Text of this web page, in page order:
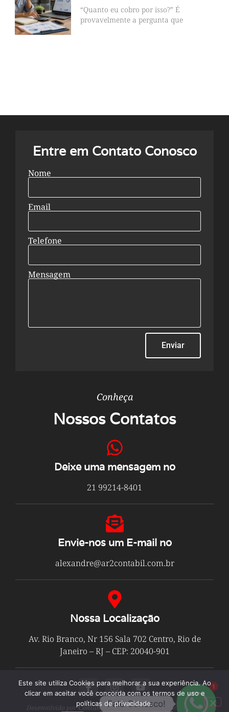
“Quanto eu cobro por isso?” É
provavelmente a pergunta que
Conheça
Nossos Contatos
Deixe uma mensagem no
21 99214-8401
Envie-nos um E-mail no
alexandre@ar2contabil.com.br
Nossa Localização
Av. Rio Branco, Nr 156 Sala 702 Centro, Rio de
Janeiro – RJ – CEP: 20040-901
Desenvolvido porContabilit© Todos os Direitos Reservados
Entre em Contato Conosco
Nome
Email
Telefone
Mensagem
Enviar
Este site utiliza Cookies para melhorar a sua experiência. Ao
clicar em aceitar você concorda com os termos de uso e
políticas de privacidade.
1
Fale Conosco!